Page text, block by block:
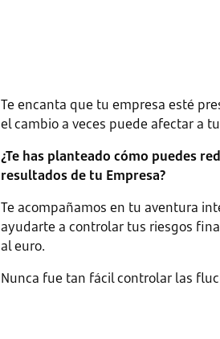
Te encanta que tu empresa esté
el cambio a veces puede afectar a
¿Te has planteado cómo puedes
resultados de tu Empresa?
Te acompañamos en tu aventura
ayudarte a controlar tus riesgos
al euro.
Nunca fue tan fácil controlar las